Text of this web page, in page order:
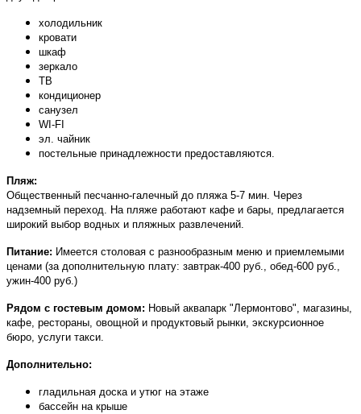
холодильник
кровати
шкаф
зеркало
ТВ
кондиционер
санузел
WI-FI
эл. чайник
постельные принадлежности предоставляются.
Пляж:
Общественный песчанно-галечный до пляжа 5-7 мин. Через
надземный переход. На пляже работают кафе и бары, предлагается
широкий выбор водных и пляжных развлечений.
Питание: Имеется столовая с разнообразным меню и приемлемыми
ценами (за дополнительную плату: завтрак-400 руб., обед-600 руб.,
ужин-400 руб.)
Рядом с гостевым домом: Новый аквапарк "Лермонтово", магазины,
кафе, рестораны, овощной и продуктовый рынки, экскурсионное
бюро, услуги такси.
Дополнительно:
гладильная доска и утюг на этаже
бассейн на крыше